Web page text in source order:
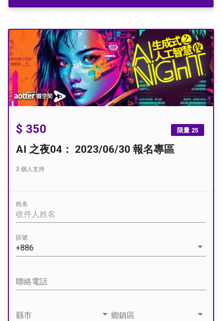
$ 350 限量 25
AI 之夜04： 2023/06/30 報名專區
3 個人支持
姓名
區號
+886 arrow_drop_down
聯絡電話
縣市 arrow_drop_down 鄉鎮區 arrow_drop_down